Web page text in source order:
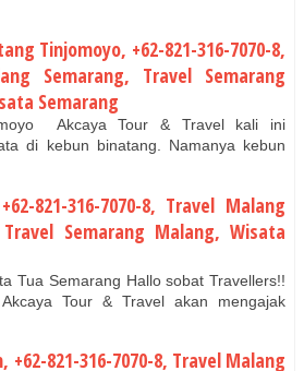
Tinjomoyo, +62-821-316-7070-8,
Semarang, Travel Semarang
Semarang
Akcaya Tour & Travel kali ini
di kebun binatang. Namanya kebun
821-316-7070-8, Travel Malang
Semarang Malang, Wisata
Tua Semarang Hallo sobat Travellers!!
Tour & Travel akan mengajak
+62-821-316-7070-8, Travel Malang